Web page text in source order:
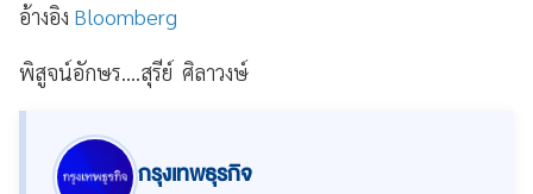
อ้างอิง Bloomberg
พิสูจน์อักษร....สุรีย์ ศิลาวงษ์
กรุงเทพธุรกิจ